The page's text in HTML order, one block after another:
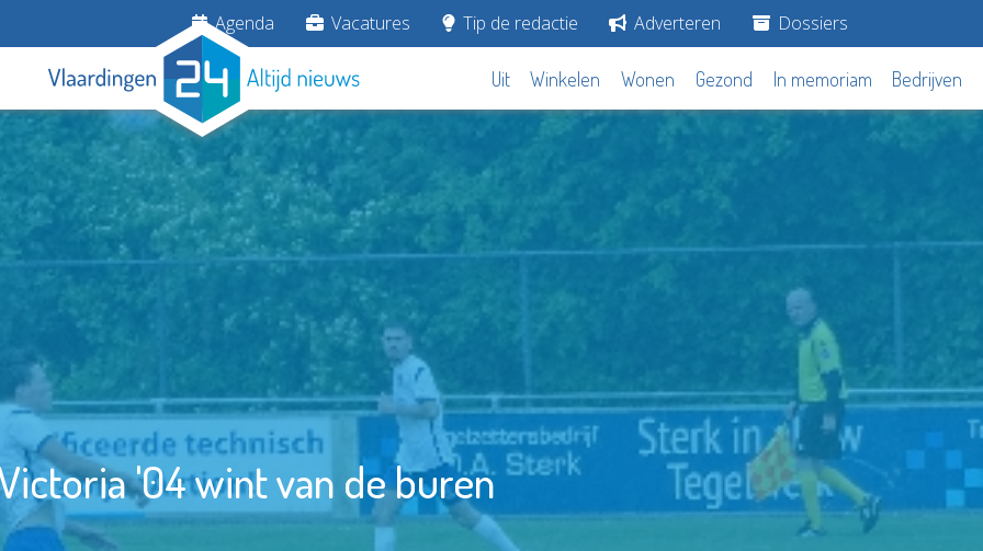
Agenda Vacatures Tip de redactie Adverteren Dossiers
Uit Winkelen Wonen Gezond In memoriam Bedrijven
'04 wint van de buren